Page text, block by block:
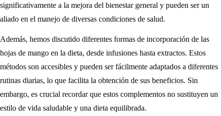
significativamente a la mejora del bienestar general y pueden ser un
aliado en el manejo de diversas condiciones de salud.
Además, hemos discutido diferentes formas de incorporación de las
hojas de mango en la dieta, desde infusiones hasta extractos. Estos
métodos son accesibles y pueden ser fácilmente adaptados a diferentes
rutinas diarias, lo que facilita la obtención de sus beneficios. Sin
embargo, es crucial recordar que estos complementos no sustituyen un
estilo de vida saludable y una dieta equilibrada.